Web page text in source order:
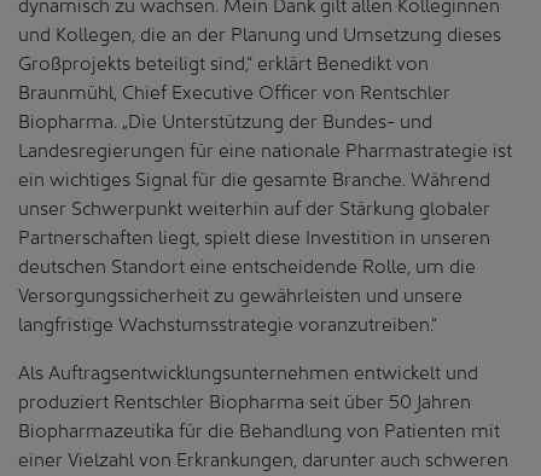
und Kollegen, die an der Planung und Umsetzung dieses
Großprojekts beteiligt sind,“ erklärt Benedikt von
Braunmühl, Chief Executive Officer von Rentschler
Biopharma. „Die Unter­stützung der Bundes- und
Landesregierungen für eine nationale Pharmastrategie ist
ein wichtiges Signal für die gesamte Branche. Während
unser Schwerpunkt weiterhin auf der Stärkung globaler
Partnerschaften liegt, spielt diese Investition in unseren
deutschen Standort eine entscheidende Rolle, um die
Versorgungssicherheit zu gewährleisten und unsere
langfristige Wachstumsstrategie voranzutreiben.“
Als Auftragsentwicklungsunternehmen entwickelt und
produziert Rentschler Biopharma seit über 50 Jahren
Biopharmazeutika für die Behandlung von Patienten mit
einer Vielzahl von Erkrankungen, darunter auch schweren